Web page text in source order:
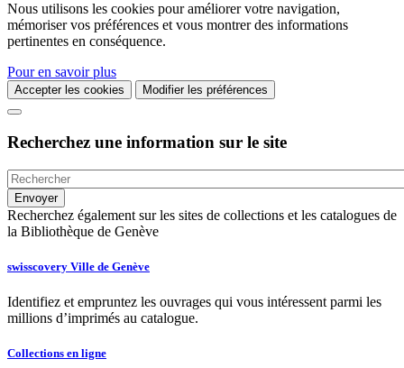
Nous utilisons les cookies pour améliorer votre navigation,
mémoriser vos préférences et vous montrer des informations
pertinentes en conséquence.
Pour en savoir plus
Accepter les cookies Modifier les préférences
Recherchez une information sur le site
Recherchez également sur les sites de collections et les catalogues de
la Bibliothèque de Genève
swisscovery Ville de Genève
Identifiez et empruntez les ouvrages qui vous intéressent parmi les
millions d’imprimés au catalogue.
Collections en ligne